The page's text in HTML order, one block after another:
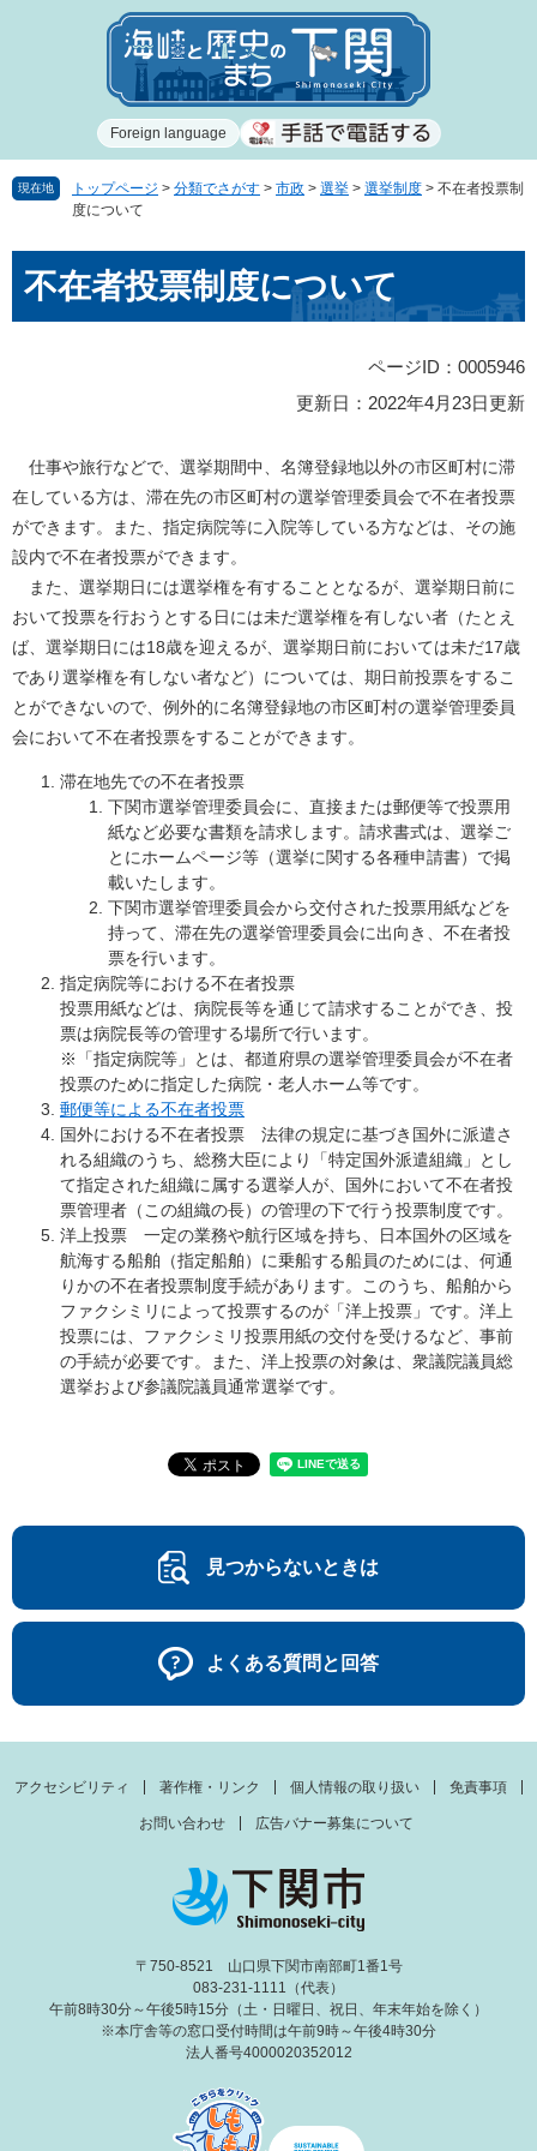
で
ば
Foreign language
現在地 トップページ > 分類でさがす > 市政 > 選挙 > 選挙制度 > 不在者投票制
度について
文不在者投票制度について
ページID：0005946
更新日：2022年4月23日更新
仕事や旅行などで、選挙期間中、名簿登録地以外の市区町村に滞
在している方は、滞在先の市区町村の選挙管理委員会で不在者投票
ができます。また、指定病院等に入院等している方などは、その施
設内で不在者投票ができます。
また、選挙期日には選挙権を有することとなるが、選挙期日前に
おいて投票を行おうとする日には未だ選挙権を有しない者（たとえ
ば、選挙期日には18歳を迎えるが、選挙期日前においては未だ17歳
であり選挙権を有しない者など）については、期日前投票をするこ
とができないので、例外的に名簿登録地の市区町村の選挙管理委員
会において不在者投票をすることができます。
滞在地先での不在者投票
下関市選挙管理委員会に、直接または郵便等で投票用
紙など必要な書類を請求します。請求書式は、選挙ご
とにホームページ等（選挙に関する各種申請書）で掲
載いたします。
下関市選挙管理委員会から交付された投票用紙などを
持って、滞在先の選挙管理委員会に出向き、不在者投
票を行います。
指定病院等における不在者投票
投票用紙などは、病院長等を通じて請求することができ、投
票は病院長等の管理する場所で行います。
​※「指定病院等」とは、都道府県の選挙管理委員会が不在者
投票のために指定した病院・老人ホーム等です。
郵便等による不在者投票
国外における不在者投票 法律の規定に基づき国外に派遣さ
れる組織のうち、総務大臣により「特定国外派遣組織」とし
て指定された組織に属する選挙人が、国外において不在者投
票管理者（この組織の長）の管理の下で行う投票制度です。
洋上投票 一定の業務や航行区域を持ち、日本国外の区域を
航海する船舶（指定船舶）に乗船する船員のためには、何通
りかの不在者投票制度手続があります。このうち、船舶から
ファクシミリによって投票するのが「洋上投票」です。洋上
投票には、ファクシミリ投票用紙の交付を受けるなど、事前
の手続が必要です。また、洋上投票の対象は、衆議院議員総
選挙および参議院議員通常選挙です。
見つからないときは
よくある質問と回答
アクセシビリティ 著作権・リンク 個人情報の取り扱い 免責事項
お問い合わせ 広告バナー募集について
〒750-8521 山口県下関市南部町1番1号
083-231-1111（代表）
午前8時30分～午後5時15分（土・日曜日、祝日、年末年始を除く）
※本庁舎等の窓口受付時間は午前9時～午後4時30分
法人番号4000020352012